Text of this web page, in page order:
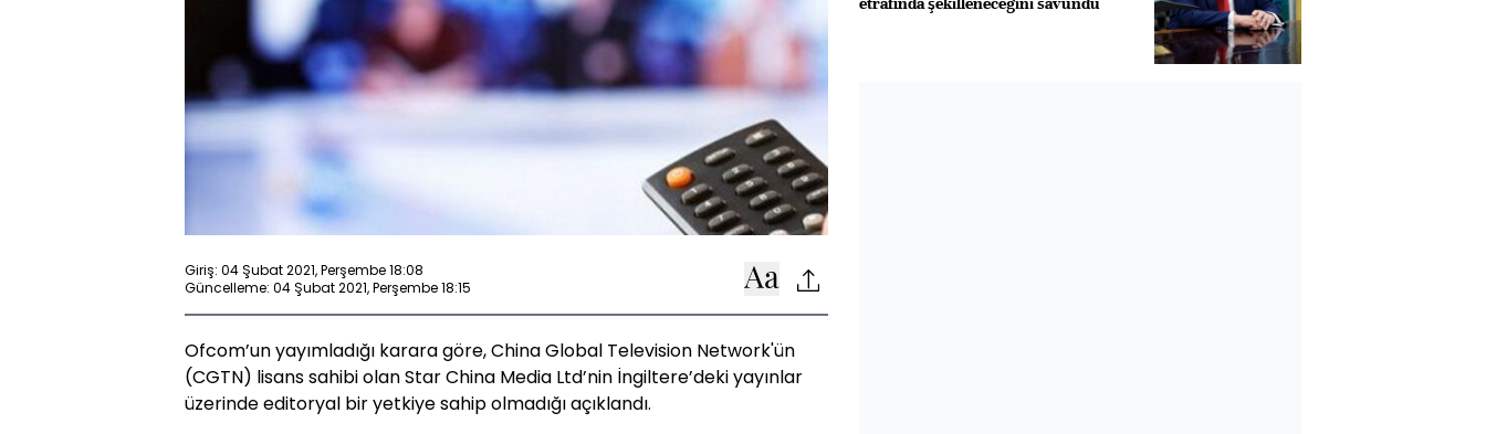
Giriş: 04 Şubat 2021, Perşembe 18:08
Güncelleme: 04 Şubat 2021, Perşembe 18:15
Ofcom’un yayımladığı karara göre, China Global Television Network'ün
(CGTN) lisans sahibi olan Star China Media Ltd’nin İngiltere’deki yayınlar
üzerinde editoryal bir yetkiye sahip olmadığı açıklandı.